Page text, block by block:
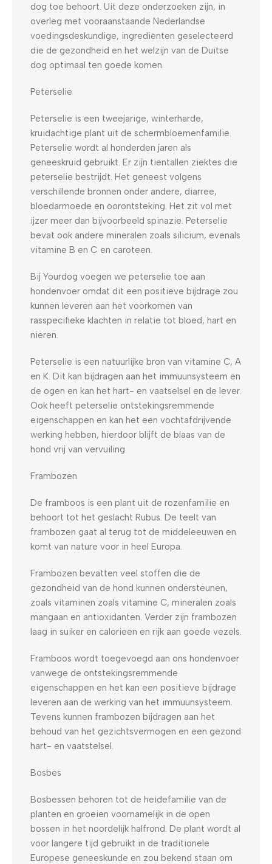
dog toe behoort. Uit deze onderzoeken zijn, in
overleg met vooraanstaande Nederlandse
voedingsdeskundige, ingrediënten geselecteerd
die de gezondheid en het welzijn van de Duitse
dog optimaal ten goede komen.
Peterselie
Peterselie is een tweejarige, winterharde,
kruidachtige plant uit de schermbloemenfamilie.
Peterselie wordt al honderden jaren als
geneeskruid gebruikt. Er zijn tientallen ziektes die
peterselie bestrijdt. Het geneest volgens
verschillende bronnen onder andere, diarree,
bloedarmoede en oorontsteking. Het zit vol met
ijzer meer dan bijvoorbeeld spinazie. Peterselie
bevat ook andere mineralen zoals silicium, evenals
vitamine B en C en caroteen.
Bij Yourdog voegen we peterselie toe aan
hondenvoer omdat dit een positieve bijdrage zou
kunnen leveren aan het voorkomen van
rasspecifieke klachten in relatie tot bloed, hart en
nieren.
Peterselie is een natuurlijke bron van vitamine C, A
en K. Dit kan bijdragen aan het immuunsysteem en
de ogen en kan het hart- en vaatselsel en de lever.
Ook heeft peterselie ontstekingsremmende
eigenschappen en kan het een vochtafdrijvende
werking hebben, hierdoor blijft de blaas van de
hond vrij van vervuiling.
Frambozen
De framboos is een plant uit de rozenfamilie en
behoort tot het geslacht Rubus. De teelt van
frambozen gaat al terug tot de middeleeuwen en
komt van nature voor in heel Europa.
Frambozen bevatten veel stoffen die de
gezondheid van de hond kunnen ondersteunen,
zoals vitaminen zoals vitamine C, mineralen zoals
mangaan en antioxidanten. Verder zijn frambozen
laag in suiker en calorieën en rijk aan goede vezels.
Framboos wordt toegevoegd aan ons hondenvoer
vanwege de ontstekingsremmende
eigenschappen en het kan een positieve bijdrage
leveren aan de werking van het immuunsysteem.
Tevens kunnen frambozen bijdragen aan het
behoud van het gezichtsvermogen en een gezond
hart- en vaatstelsel.
Bosbes
Bosbessen behoren tot de heidefamilie van de
planten en groeien voornamelijk in de open
bossen in het noordelijk halfrond. De plant wordt al
voor langere tijd gebruikt in de traditionele
Europese geneeskunde en zou bekend staan om